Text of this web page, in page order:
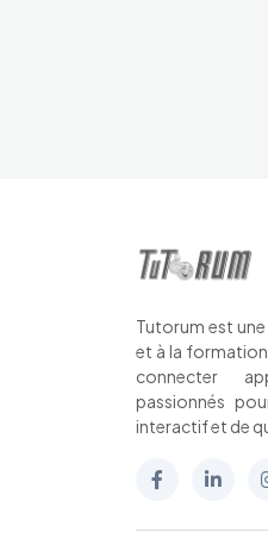
Tutorum est
et à la
connecter
passionnés
interactif et de